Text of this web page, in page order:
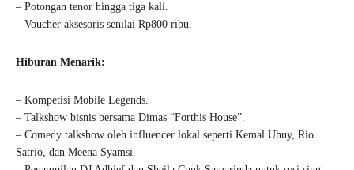
– Potongan tenor hingga tiga kali.
– Voucher aksesoris senilai Rp800 ribu.
Hiburan Menarik:
– Kompetisi Mobile Legends.
– Talkshow bisnis bersama Dimas “Forthis House”.
– Comedy talkshow oleh influencer lokal seperti Kemal Uhuy, Rio
Satrio, dan Meena Syamsi.